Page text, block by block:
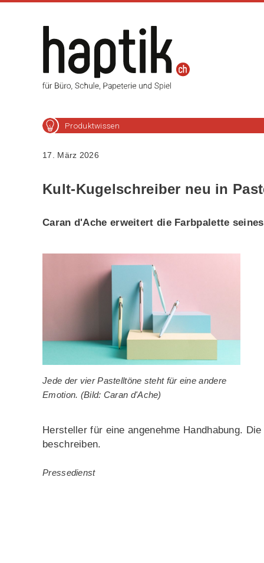
Produktwissen
17. März 2026
Kult-Kugelschreiber neu in
Caran d'Ache erweitert die Farbpalette
Jede der vier Pastelltöne steht für eine andere
Emotion. (Bild: Caran d'Ache)
Hersteller für eine angenehme Handhabung.
beschreiben.
Pressedienst